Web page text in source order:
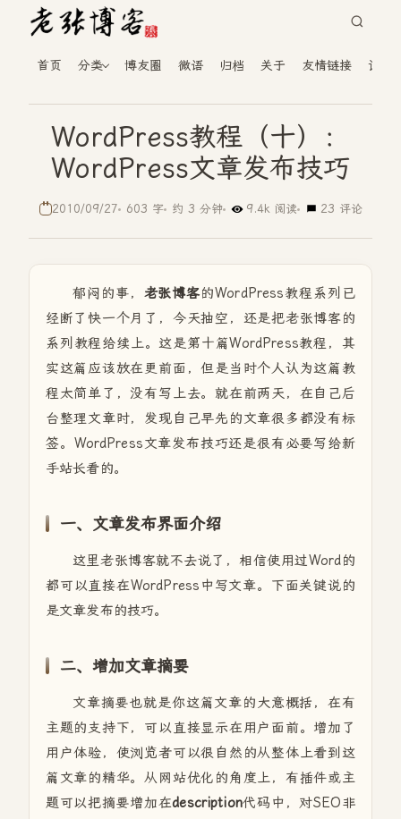
首页 分类 博友圈 微语 归档 关于 友情链接 读者
WordPress教程（十）：
WordPress文章发布技巧
2010/09/27 603 字 约 3 分钟 9.4k 阅读 23 评论
郁闷的事， 老张博客的WordPress教程系列已
经断了快一个月了，今天抽空，还是把老张博客的
系列教程给续上。这是第十篇WordPress教程，其
实这篇应该放在更前面，但是当时个人认为这篇教
程太简单了，没有写上去。就在前两天，在自己后
台整理文章时，发现自己早先的文章很多都没有标
签。WordPress文章发布技巧还是很有必要写给新
手站长看的。
一、文章发布界面介绍
这里老张博客就不去说了，相信使用过Word的
都可以直接在WordPress中写文章。下面关键说的
是文章发布的技巧。
二、增加文章摘要
文章摘要也就是你这篇文章的大意概括，在有
主题的支持下，可以直接显示在用户面前。增加了
用户体验，使浏览者可以很自然的从整体上看到这
篇文章的精华。从网站优化的角度上，有插件或主
题可以把摘要增加在description代码中，对SEO非